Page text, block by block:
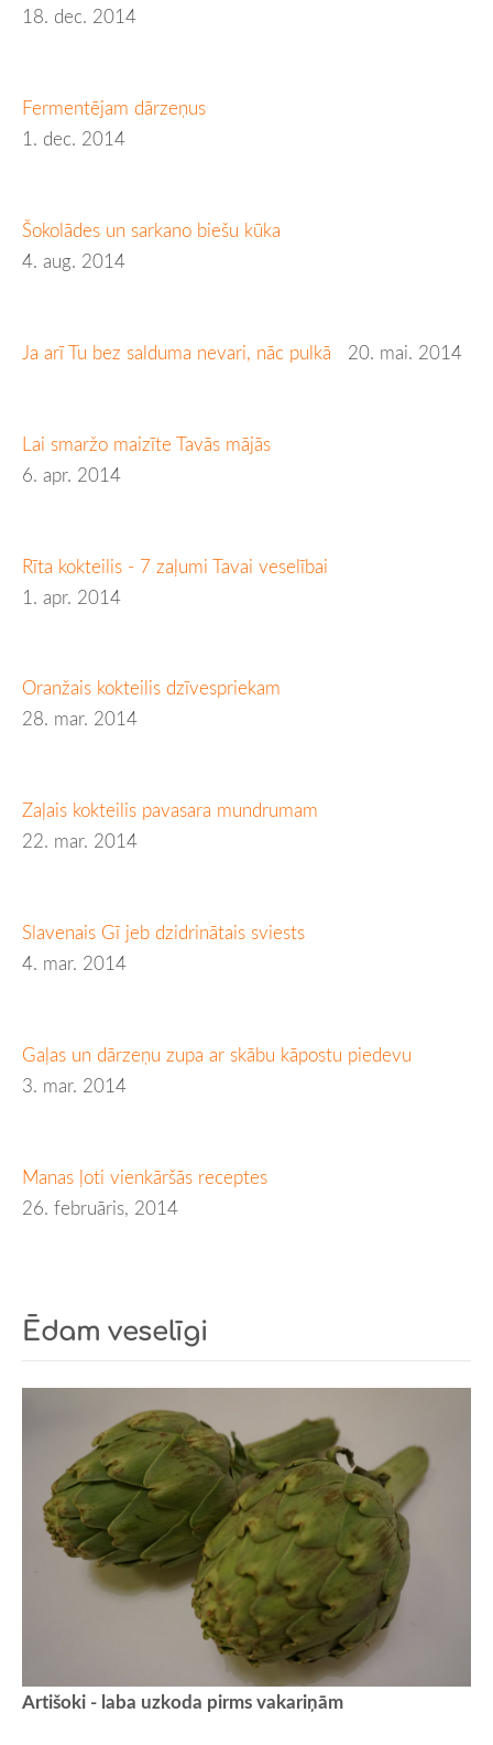
18. dec. 2014
Fermentējam dārzeņus
1. dec. 2014
Šokolādes un sarkano biešu kūka
4. aug. 2014
Ja arī Tu bez salduma nevari, nāc pulkā 20. mai. 2014
Lai smaržo maizīte Tavās mājās
6. apr. 2014
Rīta kokteilis - 7 zaļumi Tavai veselībai
1. apr. 2014
Oranžais kokteilis dzīvespriekam
28. mar. 2014
Zaļais kokteilis pavasara mundrumam
22. mar. 2014
Slavenais Gī jeb dzidrinātais sviests
4. mar. 2014
Gaļas un dārzeņu zupa ar skābu kāpostu piedevu
3. mar. 2014
Manas ļoti vienkāršās receptes
26. februāris, 2014
Ēdam veselīgi
Artišoki - laba uzkoda pirms vakariņām